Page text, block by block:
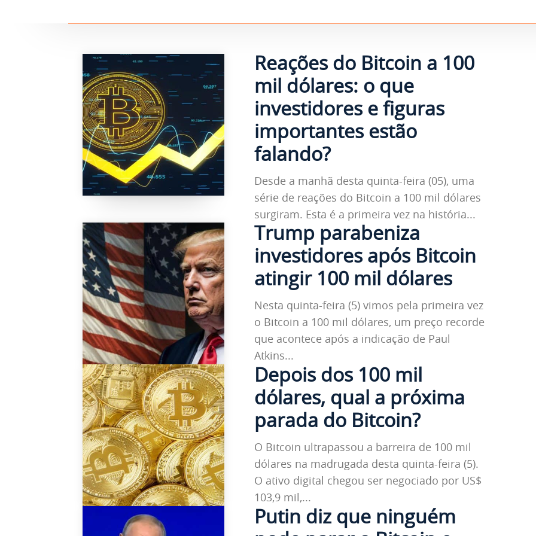
Reações do Bitcoin a 100
mil dólares: o que
investidores e figuras
importantes estão
falando?
Desde a manhã desta quinta-feira (05), uma
série de reações do Bitcoin a 100 mil dólares
surgiram. Esta é a primeira vez na história...
Trump parabeniza
investidores após Bitcoin
atingir 100 mil dólares
Nesta quinta-feira (5) vimos pela primeira vez
o Bitcoin a 100 mil dólares, um preço recorde
que acontece após a indicação de Paul
Atkins...
Depois dos 100 mil
dólares, qual a próxima
parada do Bitcoin?
O Bitcoin ultrapassou a barreira de 100 mil
dólares na madrugada desta quinta-feira (5).
O ativo digital chegou ser negociado por US$
103,9 mil,...
Putin diz que ninguém